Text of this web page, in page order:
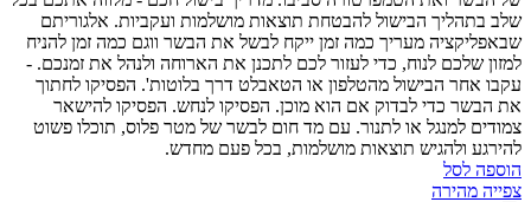
שלב בתהליך הבישול להבטחת תוצאות מושלמות ועקביות. אלגוריתם
שבאפליקציה מעריך כמה זמן ייקח לבשל את הבשר ווגם כמה זמן להניח
למזון שלכם לנוח, כדי לעזור לכם לתכנן את הארוחה ולנהל את זמנכם. -
עקבו אחר הבישול מהטלפון או הטאבלט דרך בלוטות'. הפסיקו לחתוך
את הבשר כדי לבדוק אם הוא מוכן. הפסיקו לנחש. הפסיקו להישאר
צמודים למנגל או לתנור. עם מד חום לבשר של מטר פלוס, תוכלו פשוט
להירגע ולהגיש תוצאות מושלמות, בכל פעם מחדש.
הוספה לסל
צפייה מהירה